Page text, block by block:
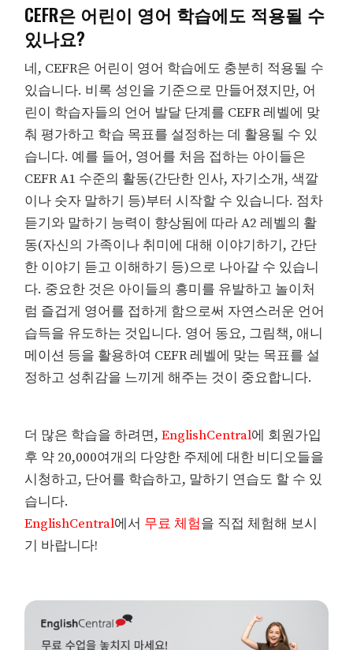
CEFR은 어린이 영어 학습에도 적용될 수
있나요?
네, CEFR은 어린이 영어 학습에도 충분히 적용될 수
있습니다. 비록 성인을 기준으로 만들어졌지만, 어
린이 학습자들의 언어 발달 단계를 CEFR 레벨에 맞
춰 평가하고 학습 목표를 설정하는 데 활용될 수 있
습니다. 예를 들어, 영어를 처음 접하는 아이들은
CEFR A1 수준의 활동(간단한 인사, 자기소개, 색깔
이나 숫자 말하기 등)부터 시작할 수 있습니다. 점차
듣기와 말하기 능력이 향상됨에 따라 A2 레벨의 활
동(자신의 가족이나 취미에 대해 이야기하기, 간단
한 이야기 듣고 이해하기 등)으로 나아갈 수 있습니
다. 중요한 것은 아이들의 흥미를 유발하고 놀이처
럼 즐겁게 영어를 접하게 함으로써 자연스러운 언어
습득을 유도하는 것입니다. 영어 동요, 그림책, 애니
메이션 등을 활용하여 CEFR 레벨에 맞는 목표를 설
정하고 성취감을 느끼게 해주는 것이 중요합니다.
더 많은 학습을 하려면,EnglishCentral에 회원가입
후 약 20,000여개의 다양한 주제에 대한 비디오들을
시청하고, 단어를 학습하고, 말하기 연습도 할 수 있
습니다.
EnglishCentral에서 무료 체험을 직접 체험해 보시
기 바랍니다!